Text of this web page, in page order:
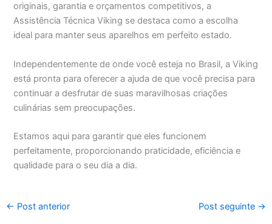
originais, garantia e orçamentos competitivos, a
Assistência Técnica Viking se destaca como a escolha
ideal para manter seus aparelhos em perfeito estado.
Independentemente de onde você esteja no Brasil, a Viking
está pronta para oferecer a ajuda de que você precisa para
continuar a desfrutar de suas maravilhosas criações
culinárias sem preocupações.
Estamos aqui para garantir que eles funcionem
perfeitamente, proporcionando praticidade, eficiência e
qualidade para o seu dia a dia.
← Post anterior Post seguinte →